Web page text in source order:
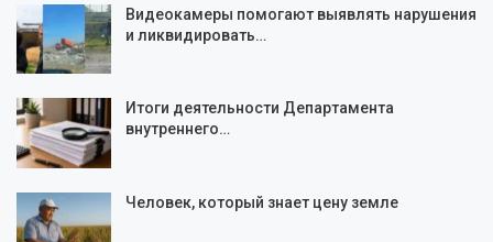
Видеокамеры помогают выявлять нарушения
и ликвидировать…
Итоги деятельности Департамента
внутреннего…
Человек, который знает цену земле